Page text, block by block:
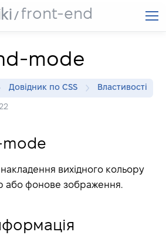
front-end
mode
Довідник по CSS Властивості
вихідного кольору
або фонове зображення.